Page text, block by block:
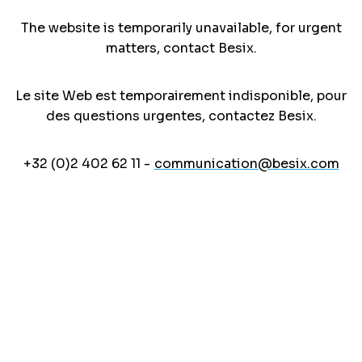
The website is temporarily unavailable, for urgent
matters, contact Besix.
Le site Web est temporairement indisponible, pour
des questions urgentes, contactez Besix.
+32 (0)2 402 62 11 - communication@besix.com